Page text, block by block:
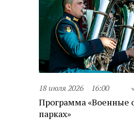
18 июля 2026 16:00
Программа «Военные
парках»